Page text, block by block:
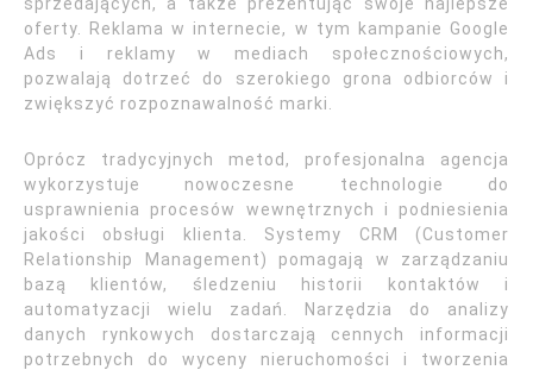
oferty. Reklama w internecie, w tym kampanie Google
Ads i reklamy w mediach społecznościowych,
pozwalają dotrzeć do szerokiego grona odbiorców i
zwiększyć rozpoznawalność marki.
Oprócz tradycyjnych metod, profesjonalna agencja
wykorzystuje nowoczesne technologie do
usprawnienia procesów wewnętrznych i podniesienia
jakości obsługi klienta. Systemy CRM (Customer
Relationship Management) pomagają w zarządzaniu
bazą klientów, śledzeniu historii kontaktów i
automatyzacji wielu zadań. Narzędzia do analizy
danych rynkowych dostarczają cennych informacji
potrzebnych do wyceny nieruchomości i tworzenia